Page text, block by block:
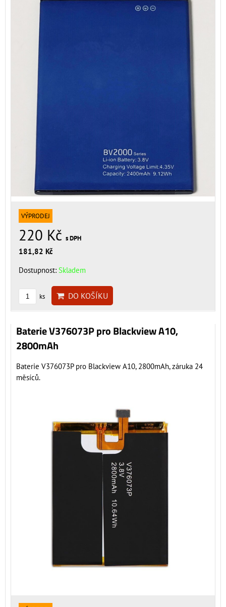
VÝPRODEJ
220 Kč s DPH
181,82 Kč
Dostupnost: Skladem
ks DO KOŠÍKU
Baterie V376073P pro Blackview A10,
2800mAh
Baterie V376073P pro Blackview A10, 2800mAh, záruka 24
měsíců.